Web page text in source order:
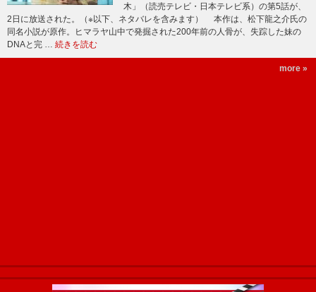
木」（読売テレビ・日本テレビ系）の第5話が、
2日に放送された。（※以下、ネタバレを含みます） 本作は、松下龍之介氏の
同名小説が原作。ヒマラヤ山中で発掘された200年前の人骨が、失踪した妹の
DNAと完 … 続きを読む
more »